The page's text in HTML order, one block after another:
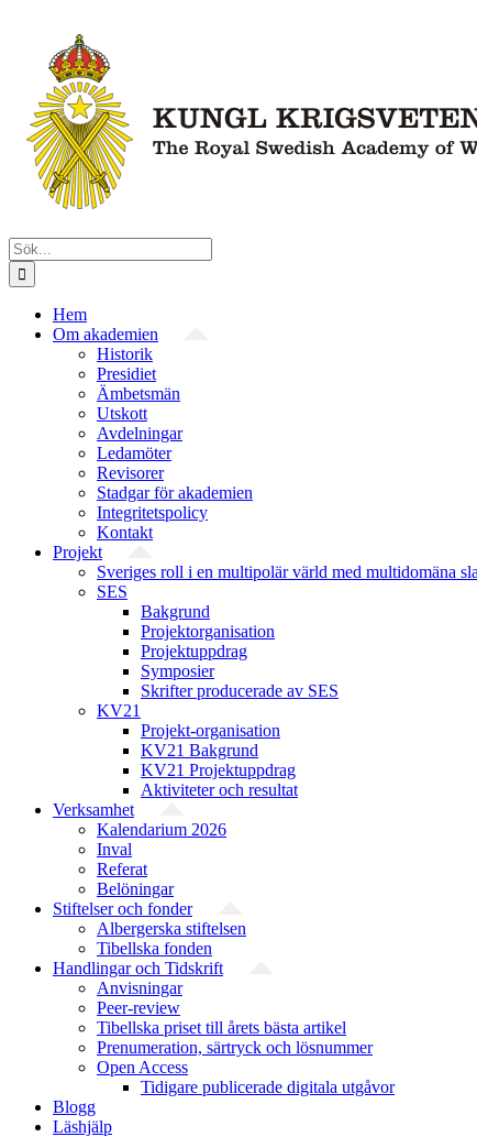
innehållet
Sök
efter:
Hem
Om akademien
Historik
Presidiet
Ämbetsmän
Utskott
Avdelningar
Ledamöter
Revisorer
Stadgar för akademien
Integritetspolicy
Kontakt
Projekt
Sveriges roll i en multipolär värld med multidomäna
SES
Bakgrund
Projekt­organisation
Projektuppdrag
Symposier
Skrifter producerade av SES
KV21
Projekt-organisation
KV21 Bakgrund
KV21 Projektuppdrag
Aktiviteter och resultat
Verksamhet
Kalendarium 2026
Inval
Referat
Belöningar
Stiftelser och fonder
Albergerska stiftelsen
Tibellska fonden
Handlingar och Tidskrift
Anvisningar
Peer-review
Tibellska priset till årets bästa artikel
Prenumeration, särtryck och lösnummer
Open Access
Tidigare publicerade digitala utgåvor
Blogg
Läshjälp